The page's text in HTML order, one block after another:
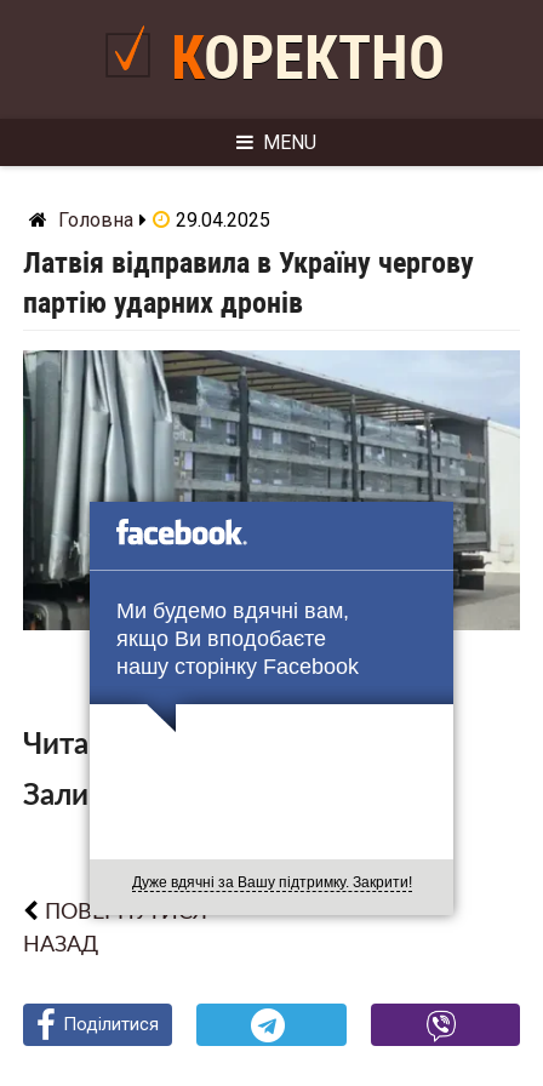
Ми будемо вдячні вам,
якщо Ви вподобаєте
нашу сторінку Facebook
Дуже вдячні за Вашу підтримку. Закрити!
КОРЕКТНО
MENU
Головна 29.04.2025
Латвія відправила в Україну чергову
партію ударних дронів
Читайте також:
Залишити коментар:
ПОВЕРНУТИСЯ
НАЗАД
Поділитися